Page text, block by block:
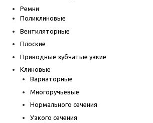
Ремни
Поликлиновые
Вентиляторные
Плоские
Приводные зубчатые узкие
Клиновые
Вариаторные
Многоручьевые
Нормального сечения
Узкого сечения